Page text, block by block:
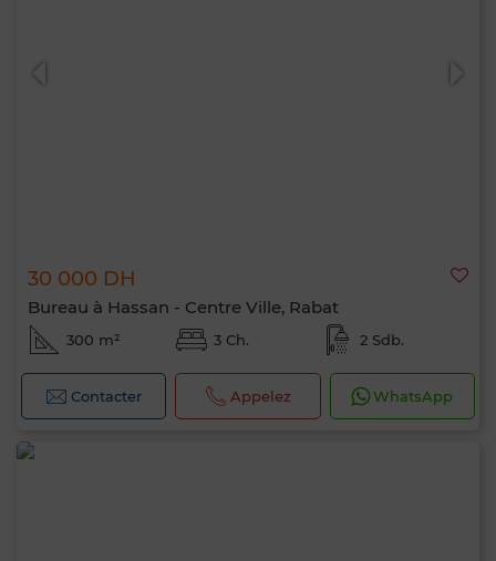
30 000 DH
Bureau à Hassan - Centre Ville, Rabat
300 m² 3 Ch. 2 Sdb.
Contacter Appelez WhatsApp